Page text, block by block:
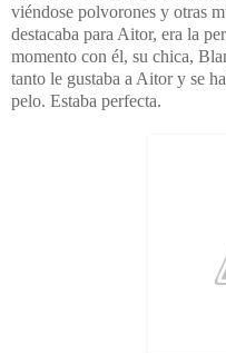
viéndose polvorones y otras
destacaba para Aitor, era la
momento con él, su chica,
tanto le gustaba a Aitor y se
pelo. Estaba perfecta.